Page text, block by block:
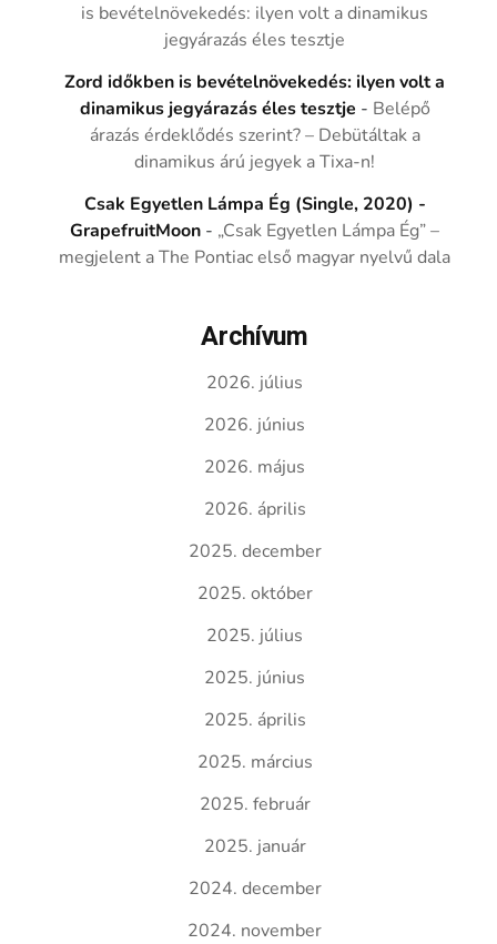
is bevételnövekedés: ilyen volt a dinamikus
jegyárazás éles tesztje
Zord időkben is bevételnövekedés: ilyen volt a
dinamikus jegyárazás éles tesztje - Belépő
árazás érdeklődés szerint? – Debütáltak a
dinamikus árú jegyek a Tixa-n!
Csak Egyetlen Lámpa Ég (Single, 2020) -
GrapefruitMoon - „Csak Egyetlen Lámpa Ég” –
megjelent a The Pontiac első magyar nyelvű dala
Archívum
2026. július
2026. június
2026. május
2026. április
2025. december
2025. október
2025. július
2025. június
2025. április
2025. március
2025. február
2025. január
2024. december
2024. november